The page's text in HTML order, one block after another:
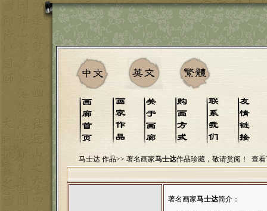
马士达 作品>> 著名画家马士达作品珍藏，敬请赏阅！ 查
著名画家马士达简介：